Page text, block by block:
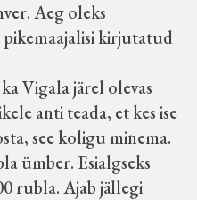
Aeg oleks
kirjutatud
Vigala järel olevas
anti teada, et kes ise
see koligu minema.
ümber. Esialgseks
rubla. Ajab jällegi